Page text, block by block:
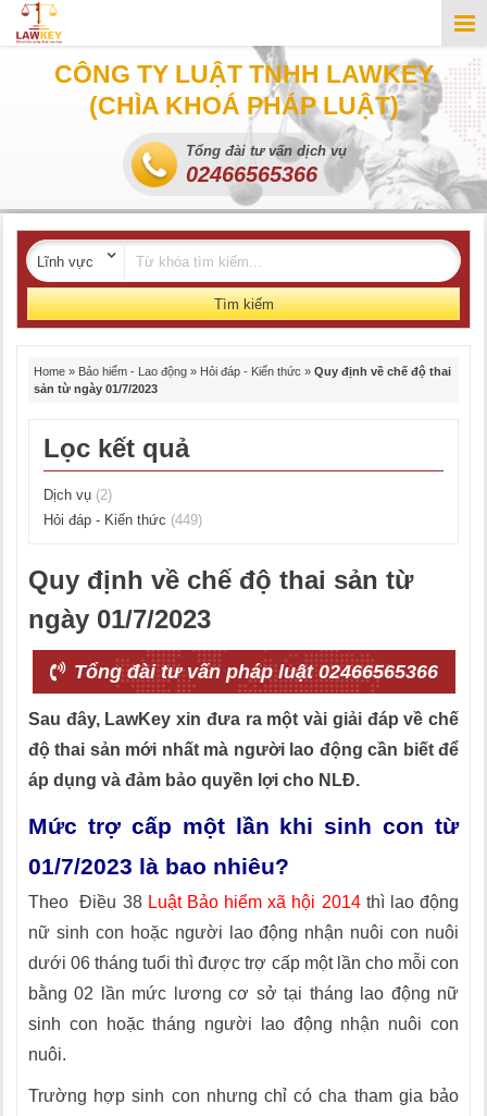
CÔNG TY LUẬT TNHH LAWKEY
(CHÌA KHOÁ PHÁP LUẬT)
Tổng đài tư vấn dịch vụ
02466565366
Tìm kiếm
Home » Bảo hiểm - Lao động » Hỏi đáp - Kiến thức » Quy định về chế độ thai
sản từ ngày 01/7/2023
Lọc kết quả
Dịch vụ (2)
Hỏi đáp - Kiến thức (449)
Quy định về chế độ thai sản từ
ngày 01/7/2023
Tổng đài tư vấn pháp luật 02466565366
Sau đây, LawKey xin đưa ra một vài giải đáp về chế
độ thai sản mới nhất mà người lao động cần biết để
áp dụng và đảm bảo quyền lợi cho NLĐ.
Mức trợ cấp một lần khi sinh con từ
01/7/2023 là bao nhiêu?
Theo Điều 38 Luật Bảo hiểm xã hội 2014thì lao động
nữ sinh con hoặc người lao động nhận nuôi con nuôi
dưới 06 tháng tuổi thì được trợ cấp một lần cho mỗi con
bằng 02 lần mức lương cơ sở tại tháng lao động nữ
sinh con hoặc tháng người lao động nhận nuôi con
nuôi.
Trường hợp sinh con nhưng chỉ có cha tham gia bảo